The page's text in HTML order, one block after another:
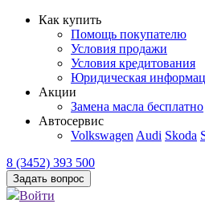
Как купить
Помощь покупателю
Условия продажи
Условия кредитования
Юридическая
Акции
Замена масла бесплатно
Автосервис
Volkswagen Audi Skoda
8 (3452) 393 500
Задать вопрос
Войти